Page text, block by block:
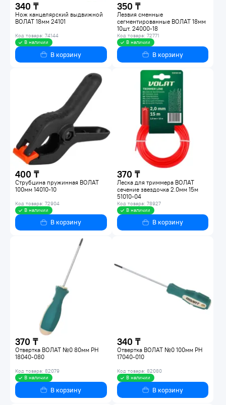
340 ₸
Нож канцелярский выдвижной
ВОЛАТ 18мм 24101
Код товара: 74144
В наличии
В корзину
350 ₸
Лезвия сменные
сегментированные ВОЛАТ 18мм
10шт. 24000-18
Код товара: 72771
В наличии
В корзину
400 ₸
Струбцина пружинная ВОЛАТ
100мм 14010-10
Код товара: 72904
В наличии
В корзину
370 ₸
Леска для триммера ВОЛАТ
сечение звездочка 2.0мм 15м
51010-04
Код товара: 78927
В наличии
В корзину
370 ₸
Отвертка ВОЛАТ №0 80мм PH
18040-080
Код товара: 82079
В наличии
В корзину
340 ₸
Отвертка ВОЛАТ №0 100мм PH
17040-010
Код товара: 82080
В наличии
В корзину